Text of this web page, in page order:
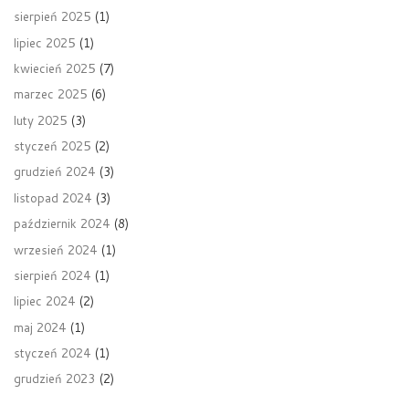
sierpień 2025 (1)
lipiec 2025 (1)
kwiecień 2025 (7)
marzec 2025 (6)
luty 2025 (3)
styczeń 2025 (2)
grudzień 2024 (3)
listopad 2024 (3)
październik 2024 (8)
wrzesień 2024 (1)
sierpień 2024 (1)
lipiec 2024 (2)
maj 2024 (1)
styczeń 2024 (1)
grudzień 2023 (2)